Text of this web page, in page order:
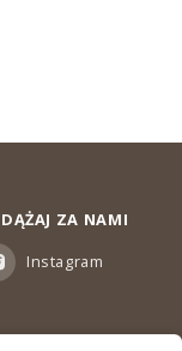
ZA NAMI
Instagram